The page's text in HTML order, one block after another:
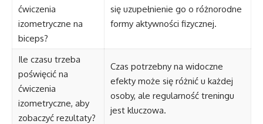
ćwiczenia
izometryczne na
biceps?
się uzupełnienie go o różnorodne
formy aktywności fizycznej.
Ile czasu trzeba
poświęcić na
ćwiczenia
izometryczne, aby
zobaczyć rezultaty?
Czas potrzebny na widoczne
efekty może się różnić u każdej
osoby, ale regularność treningu
jest kluczowa.